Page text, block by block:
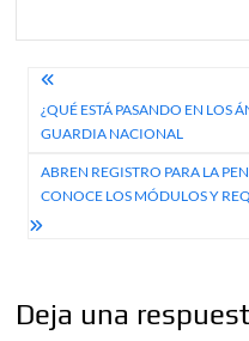
Navegación
de
entradas
¿QUÉ ESTÁ PASANDO EN LOS
GUARDIA NACIONAL
ABREN REGISTRO PARA LA
CONOCE LOS MÓDULOS Y
Deja una